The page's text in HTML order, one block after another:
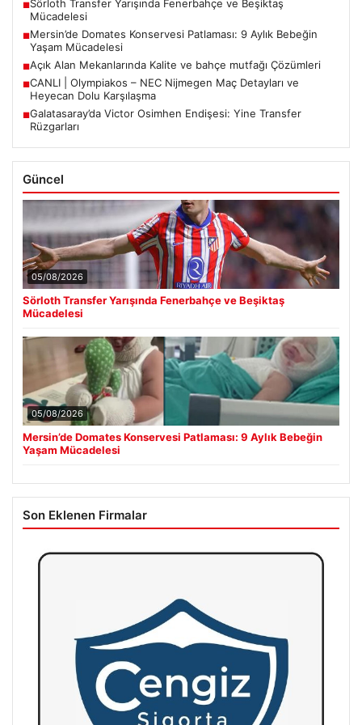
■Sörloth Transfer Yarışında Fenerbahçe ve Beşiktaş
Mücadelesi
■Mersin’de Domates Konservesi Patlaması: 9 Aylık Bebeğin
Yaşam Mücadelesi
■Açık Alan Mekanlarında Kalite ve bahçe mutfağı Çözümleri
■CANLI | Olympiakos – NEC Nijmegen Maç Detayları ve
Heyecan Dolu Karşılaşma
■Galatasaray’da Victor Osimhen Endişesi: Yine Transfer
Rüzgarları
Güncel
05/08/2026
Sörloth Transfer Yarışında Fenerbahçe ve Beşiktaş
Mücadelesi
05/08/2026
Mersin’de Domates Konservesi Patlaması: 9 Aylık Bebeğin
Yaşam Mücadelesi
Son Eklenen Firmalar